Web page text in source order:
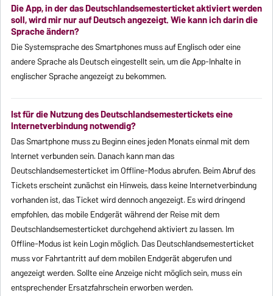
Die App, in der das Deutschlandsemesterticket aktiviert werden
soll, wird mir nur auf Deutsch angezeigt. Wie kann ich darin die
Sprache ändern?
Die Systemsprache des Smartphones muss auf Englisch oder eine
andere Sprache als Deutsch eingestellt sein, um die App-Inhalte in
englischer Sprache angezeigt zu bekommen.
Ist für die Nutzung des Deutschlandsemestertickets eine
Internetverbindung notwendig?
Das Smartphone muss zu Beginn eines jeden Monats einmal mit dem
Internet verbunden sein. Danach kann man das
Deutschlandsemesterticket im Offline-Modus abrufen. Beim Abruf des
Tickets erscheint zunächst ein Hinweis, dass keine Internetverbindung
vorhanden ist, das Ticket wird dennoch angezeigt. Es wird dringend
empfohlen, das mobile Endgerät während der Reise mit dem
Deutschlandsemesterticket durchgehend aktiviert zu lassen. Im
Offline-Modus ist kein Login möglich. Das Deutschlandsemesterticket
muss vor Fahrtantritt auf dem mobilen Endgerät abgerufen und
angezeigt werden. Sollte eine Anzeige nicht möglich sein, muss ein
entsprechender Ersatzfahrschein erworben werden.